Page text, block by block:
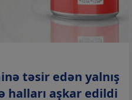
təsir edən yalnış
halları aşkar edildi